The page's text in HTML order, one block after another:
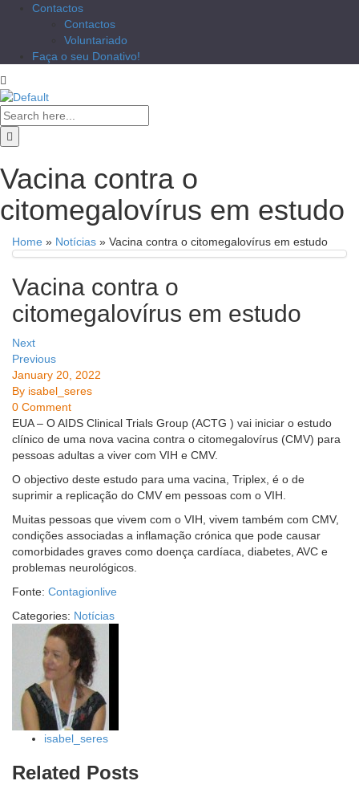
Contactos
Contactos
Voluntariado
Faça o seu Donativo!
Vacina contra o
citomegalovírus em estudo
Home » Notícias » Vacina contra o citomegalovírus em estudo
Vacina contra o
citomegalovírus em estudo
Next
Previous
January 20, 2022
By isabel_seres
0 Comment
EUA – O AIDS Clinical Trials Group (ACTG ) vai iniciar o estudo
clínico de uma nova vacina contra o citomegalovírus (CMV) para
pessoas adultas a viver com VIH e CMV.
O objectivo deste estudo para uma vacina, Triplex, é o de
suprimir a replicação do CMV em pessoas com o VIH.
Muitas pessoas que vivem com o VIH, vivem também com CMV,
condições associadas a inflamação crónica que pode causar
comorbidades graves como doença cardíaca, diabetes, AVC e
problemas neurológicos.
Fonte: Contagionlive
Categories: Notícias
isabel_seres
Related Posts